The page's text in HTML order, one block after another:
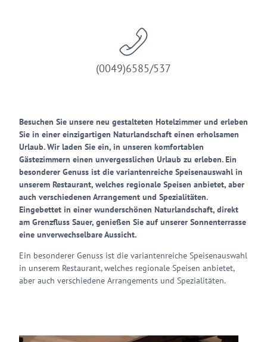
(0049)6585/537
Besuchen Sie unsere neu gestalteten Hotelzimmer und erleben
Sie in einer einzigartigen Naturlandschaft einen erholsamen
Urlaub. Wir laden Sie ein, in unseren komfortablen
Gästezimmern einen unvergesslichen Urlaub zu erleben. Ein
besonderer Genuss ist die variantenreiche Speisenauswahl in
unserem Restaurant, welches regionale Speisen anbietet, aber
auch verschiedenen Arrangement und Spezialitäten.
Eingebettet in einer wunderschönen Naturlandschaft, direkt
am Grenzfluss Sauer, genießen Sie auf unserer Sonnenterrasse
eine unverwechselbare Aussicht.
Ein besonderer Genuss ist die variantenreiche Speisenauswahl
in unserem Restaurant, welches regionale Speisen anbietet,
aber auch verschiedene Arrangements und Spezialitäten.